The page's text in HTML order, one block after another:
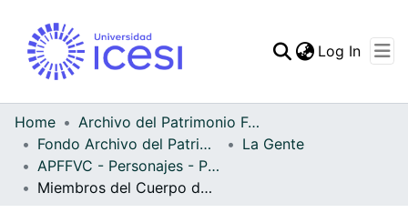
Statistics
Log In
Home
Archivo del Patrimonio Fotográfico y Fílmico del Valle del Cauca
Fondo Archivo del Patrimonio Fotográfico y Fílmico del Valle del Cauca
La Gente
APFFVC - Personajes - Patrimonial
Miembros del Cuerpo de Bomberos y candidatas al reinado organizado por esta institución para la recolección de fondos para la construcción de la sede